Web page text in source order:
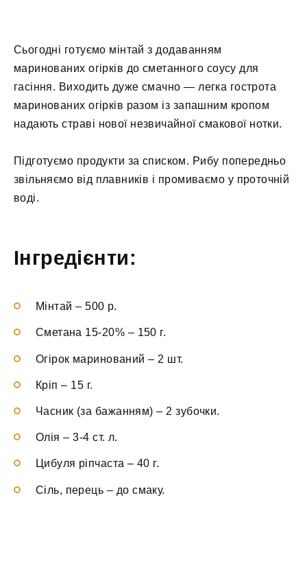
Сьогодні готуємо мінтай з додаванням
маринованих огірків до сметанного соусу для
гасіння. Виходить дуже смачно — легка гострота
маринованих огірків разом із запашним кропом
надають страві нової незвичайної смакової нотки.
Підготуємо продукти за списком. Рибу попередньо
звільняємо від плавників і промиваємо у проточній
воді.
Інгредієнти:
Мінтай –500 р.
Сметана 15-20%– 150 г.
Огірок маринований – 2 шт.
Кріп – 15 г.
Часник (за бажанням) – 2 зубочки.
Олія –3-4 ст. л.
Цибуля ріпчаста – 40 г.
Сіль, перець – до смаку.